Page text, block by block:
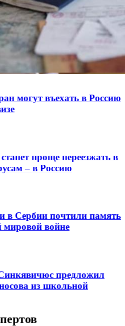
могут въехать в Россию
проще переезжать в
– в Россию
в Сербии почтили память
войне
предложил
из школьной